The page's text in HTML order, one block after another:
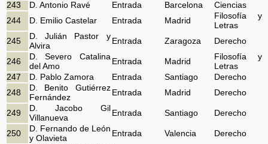
243
D. Antonio Ravé Entrada Barcelona
Ciencias
244
D. Emilio Castelar Entrada Madrid
Filosofía y
Letras
245
D. Julián Pastor y
Alvira
Entrada Zaragoza Derecho
246
D. Severo Catalina
del Amo
Entrada Madrid
Filosofía y
Letras
247
D. Pablo Zamora Entrada Santiago
Derecho
248
D. Benito Gutiérrez
Fernández
Entrada Madrid Derecho
249
D. Jacobo Gil
Villanueva
Entrada Santiago Derecho
250
D. Fernando de León
y Olavieta
Entrada Valencia Derecho